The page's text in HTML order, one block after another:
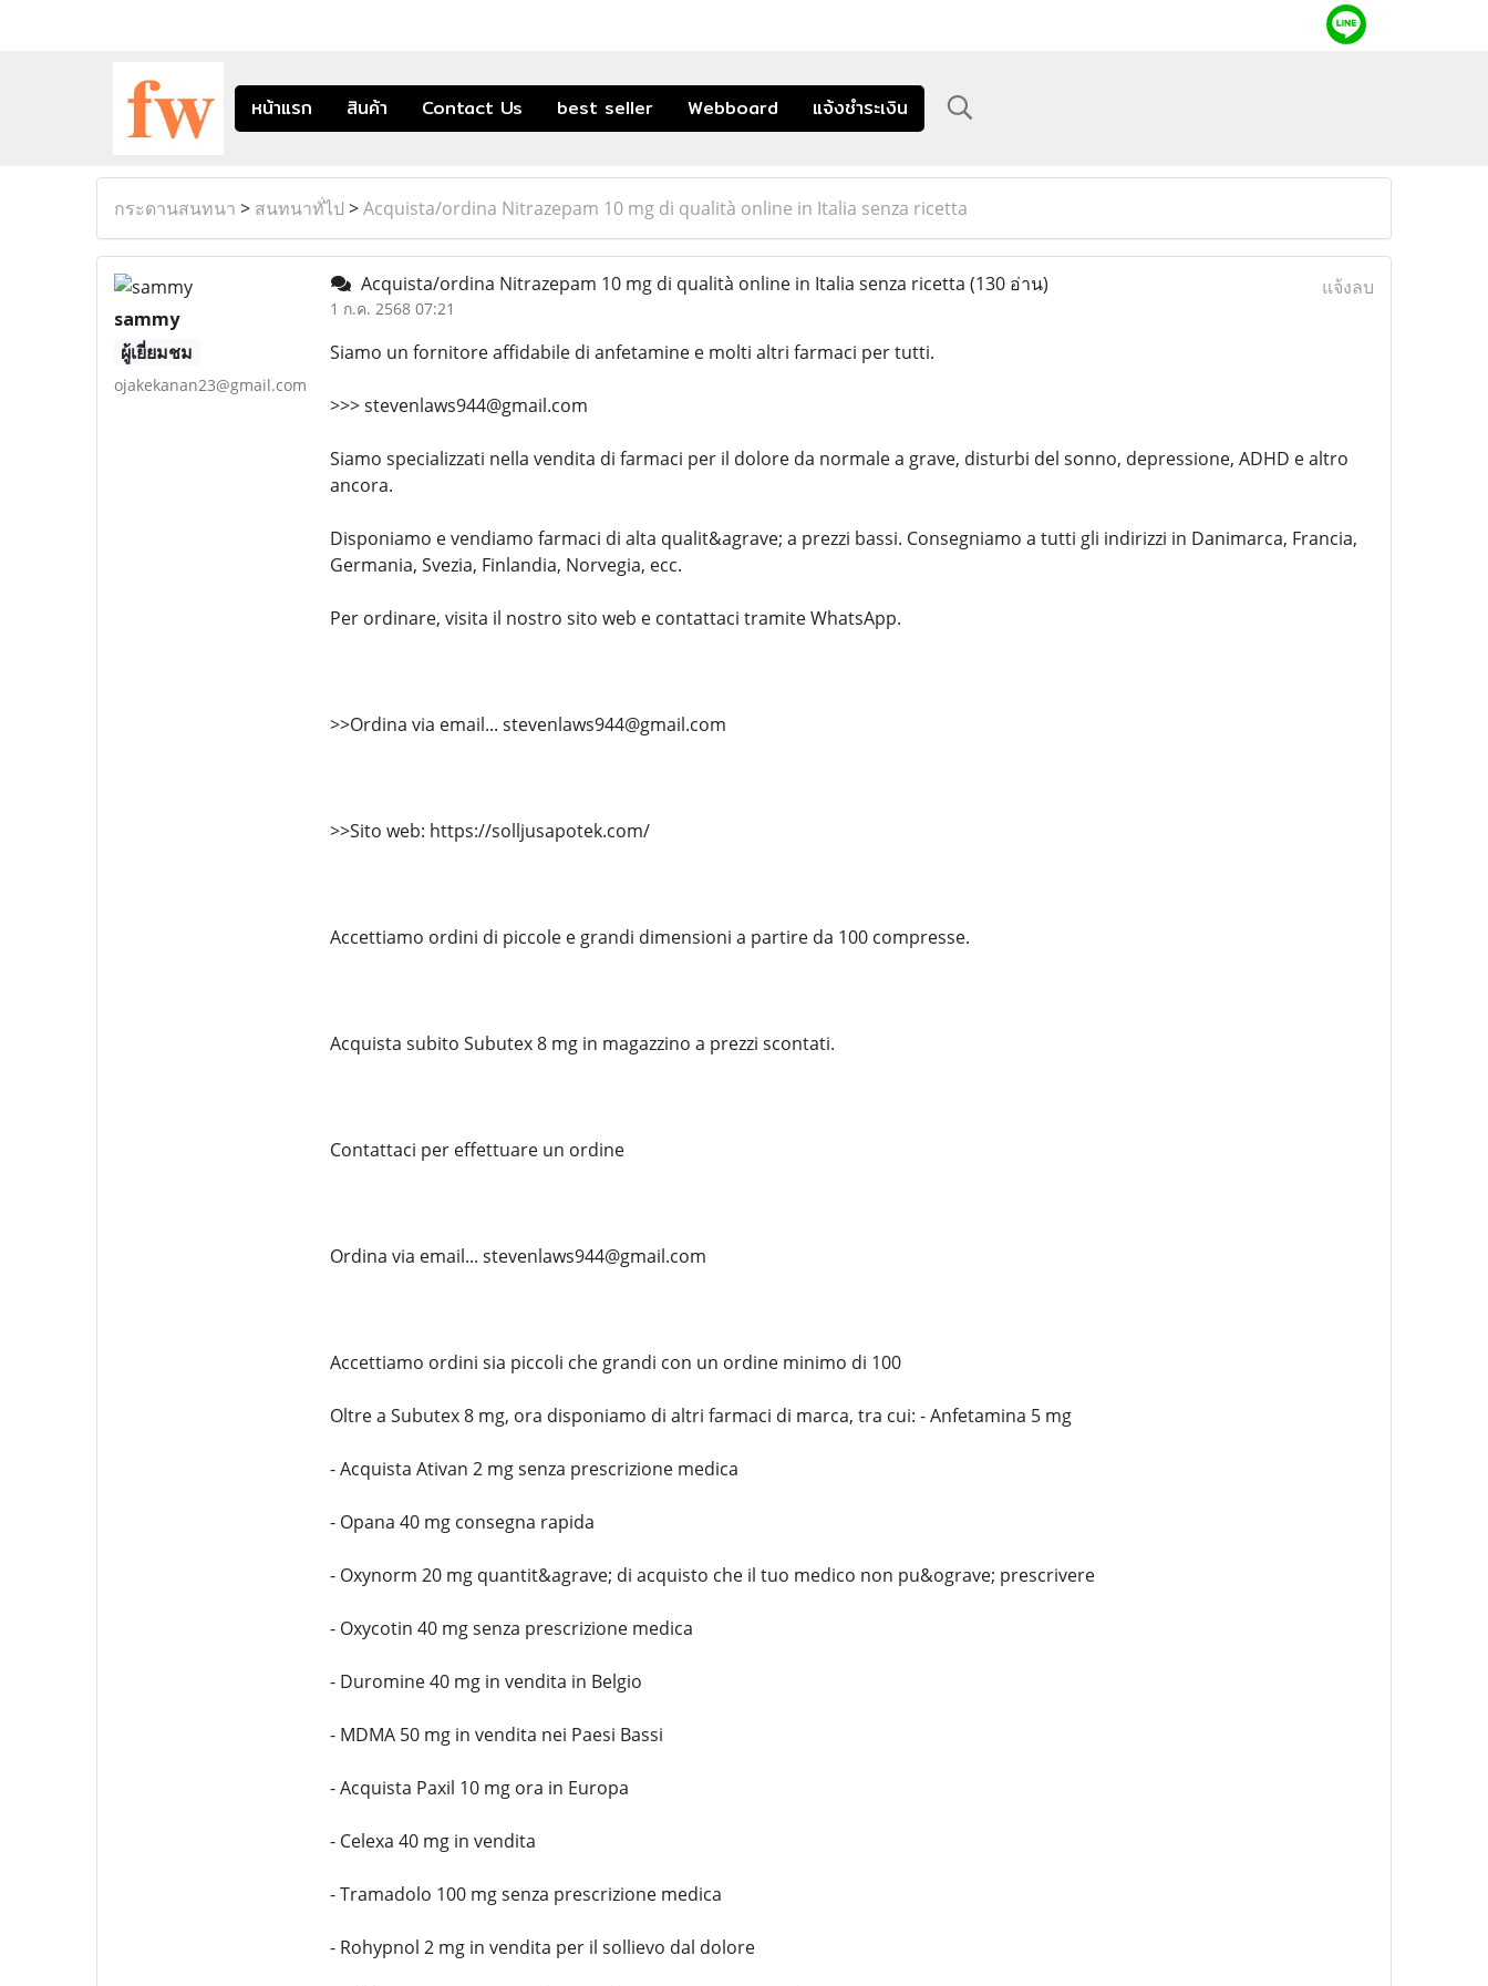
หน้าแรก สินค้า Contact Us best seller Webboard แจ้งชำระเงิน
กระดานสนทนา > สนทนาทั่ไป >Acquista/ordina Nitrazepam 10 mg di qualità online in Italia senza ricetta
sammy
ผู้เยี่ยมชม
ojakekanan23@gmail.com
Acquista/ordina Nitrazepam 10 mg di qualità online in Italia senza ricetta (130 อ่าน)
1 ก.ค. 2568 07:21
แจ้งลบ
Siamo un fornitore affidabile di anfetamine e molti altri farmaci per tutti.
>>> stevenlaws944@gmail.com
Siamo specializzati nella vendita di farmaci per il dolore da normale a grave, disturbi del sonno, depressione, ADHD e altro
ancora.
Disponiamo e vendiamo farmaci di alta qualit&agrave; a prezzi bassi. Consegniamo a tutti gli indirizzi in Danimarca, Francia,
Germania, Svezia, Finlandia, Norvegia, ecc.
Per ordinare, visita il nostro sito web e contattaci tramite WhatsApp.
>>Ordina via email... stevenlaws944@gmail.com
>>Sito web: https://solljusapotek.com/
Accettiamo ordini di piccole e grandi dimensioni a partire da 100 compresse.
Acquista subito Subutex 8 mg in magazzino a prezzi scontati.
Contattaci per effettuare un ordine
Ordina via email... stevenlaws944@gmail.com
Accettiamo ordini sia piccoli che grandi con un ordine minimo di 100
Oltre a Subutex 8 mg, ora disponiamo di altri farmaci di marca, tra cui: - Anfetamina 5 mg
- Acquista Ativan 2 mg senza prescrizione medica
- Opana 40 mg consegna rapida
- Oxynorm 20 mg quantit&agrave; di acquisto che il tuo medico non pu&ograve; prescrivere
- Oxycotin 40 mg senza prescrizione medica
- Duromine 40 mg in vendita in Belgio
- MDMA 50 mg in vendita nei Paesi Bassi
- Acquista Paxil 10 mg ora in Europa
- Celexa 40 mg in vendita
- Tramadolo 100 mg senza prescrizione medica
- Rohypnol 2 mg in vendita per il sollievo dal dolore